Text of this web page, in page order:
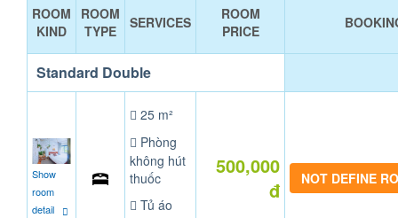
ROOM
KIND
ROOM
TYPE
SERVICES
ROOM
PRICE
Standard Double
Show
room
detail
25 m²
Phòng
không hút
thuốc
Tủ áo
500,000
đ
NOT DEFINE